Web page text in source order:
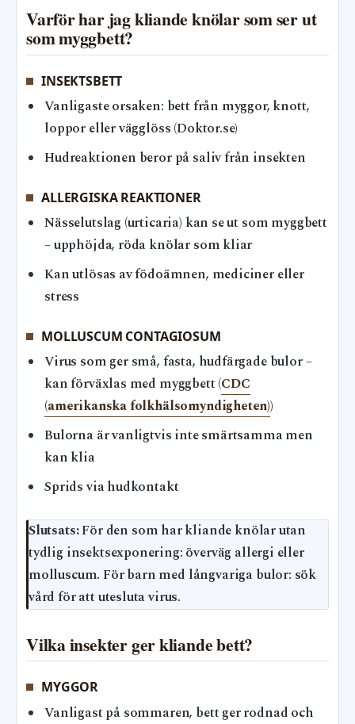
Varför har jag kliande knölar som ser ut
som myggbett?
INSEKTSBETT
Vanligaste orsaken: bett från myggor, knott,
loppor eller vägglöss (Doktor.se)
Hudreaktionen beror på saliv från insekten
ALLERGISKA REAKTIONER
Nässelutslag (urticaria) kan se ut som myggbett
– upphöjda, röda knölar som kliar
Kan utlösas av födoämnen, mediciner eller
stress
MOLLUSCUM CONTAGIOSUM
Virus som ger små, fasta, hudfärgade bulor –
kan förväxlas med myggbett (CDC
(amerikanska folkhälsomyndigheten))
Bulorna är vanligtvis inte smärtsamma men
kan klia
Sprids via hudkontakt
Slutsats:För den som har kliande knölar utan
tydlig insektsexponering: överväg allergi eller
molluscum. För barn med långvariga bulor: sök
vård för att utesluta virus.
Vilka insekter ger kliande bett?
MYGGOR
Vanligast på sommaren, bett ger rodnad och